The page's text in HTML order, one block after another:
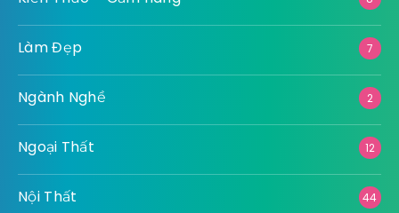
Làm Đẹp 7
Ngành Nghề 2
Ngoại Thất 12
Nội Thất 44